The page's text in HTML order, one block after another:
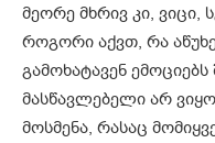
მეორე მხრივ კი,
როგორი აქვთ, რა
გამოხატავენ
მასწავლებელი არ
მოსმენა, რასაც